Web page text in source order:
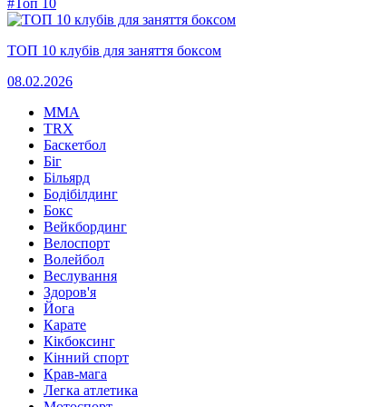
ТОП 10 клубів для заняття боксом
08.02.2026
MMA
TRX
Баскетбол
Біг
Більярд
Бодібілдинг
Бокс
Вейкбординг
Велоспорт
Волейбол
Веслування
Здоров'я
Йога
Карате
Кікбоксинг
Кінний спорт
Крав-мага
Легка атлетика